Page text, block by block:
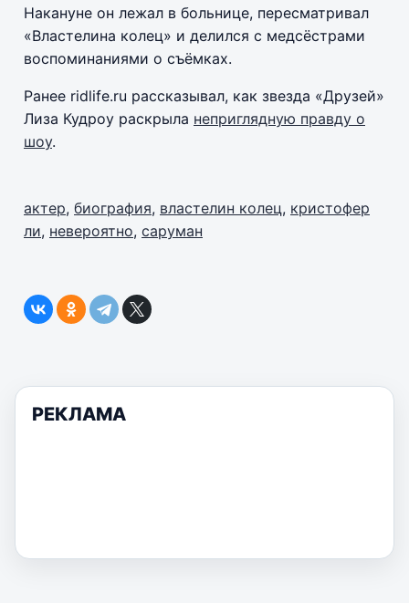
Накануне он лежал в больнице, пересматривал
«Властелина колец» и делился с медсёстрами
воспоминаниями о съёмках.
Ранее ridlife.ru рассказывал, как звезда «Друзей»
Лиза Кудроу раскрыла неприглядную правду о
шоу.
актер, биография, властелин колец, кристофер
ли, невероятно, саруман
РЕКЛАМА